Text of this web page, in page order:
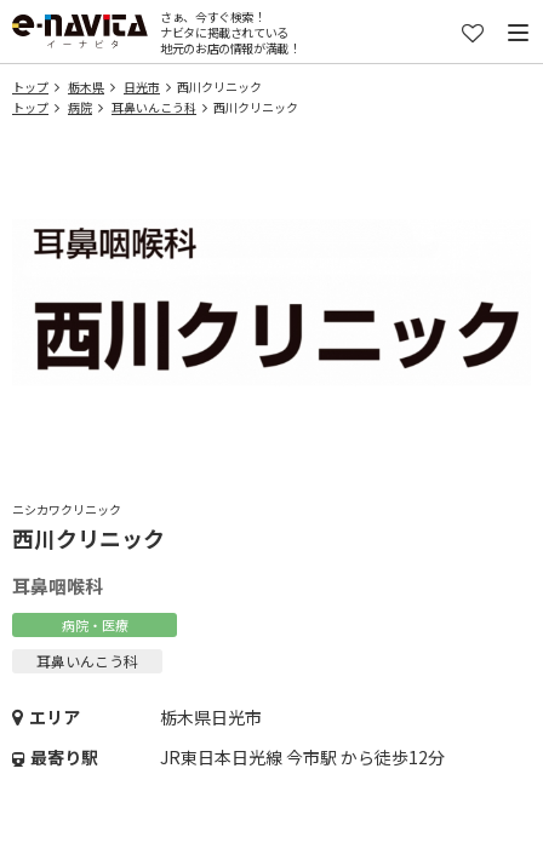
さぁ、今すぐ検索！
ナビタに掲載されている
地元のお店の情報が満載！
トップ 栃木県 日光市
西川クリニック
トップ
病院 耳鼻いんこう科 西川クリニック
ニシカワクリニック
西川クリニック
耳鼻咽喉科
病院・医療
耳鼻いんこう科
エリア
栃木県日光市
最寄り駅
JR東日本日光線 今市駅 から徒歩12分